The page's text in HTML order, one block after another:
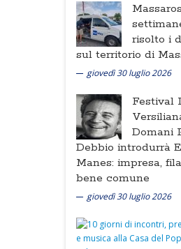
risolto i
sul territorio di
giovedì 30 luglio 2026
Festival
Domani
Debbio introdurrà
Manes: impresa,
bene comune
giovedì 30 luglio 2026